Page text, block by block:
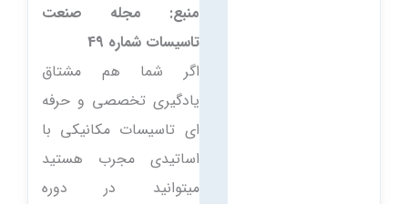
منبع: مجله صنعت
تاسیسات شماره 49
اگر شما هم مشتاق
یادگیری تخصصی و حرفه
ای تاسیسات مکانیکی با
اساتیدی مجرب هستید
میتوانید در دوره